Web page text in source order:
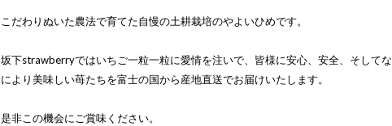
こだわりぬいた農法で育てた自慢の土耕栽培のやよいひめです。
坂下strawberryではいちご一粒一粒に愛情を注いで、皆様に安心、安全、そしてな
により美味しい苺たちを富士の国から産地直送でお届けいたします。
是非この機会にご賞味ください。